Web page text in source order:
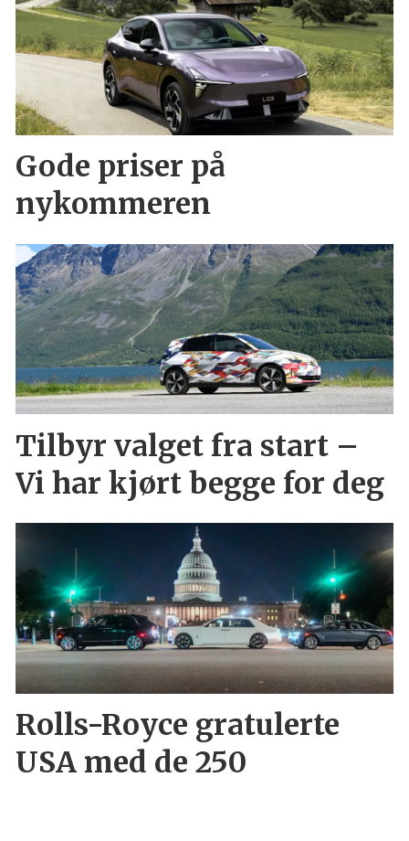
Gode priser på
nykommeren
Tilbyr valget fra start –
Vi har kjørt begge for deg
Rolls-Royce gratulerte
USA med de 250